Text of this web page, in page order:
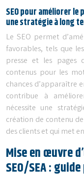
SEO pour améliorer
une stratégie à long
Le SEO permet
favorables, tels que
presse et les pages
contenus pour les
chances d’apparaître
contribue à
nécessite une
création de contenu
des clients et qui met
Mise en œuvre
SEO/SEA :